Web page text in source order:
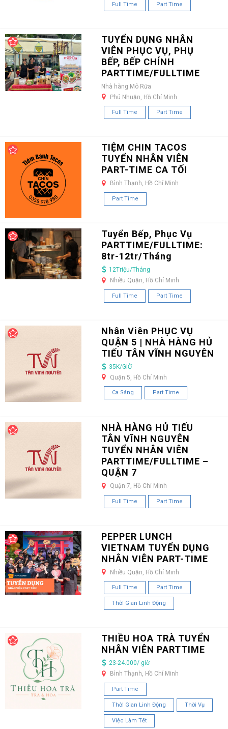
Full Time Part Time
TUYỂN DỤNG NHÂN
VIÊN PHỤC VỤ, PHỤ
BẾP, BẾP CHÍNH
PARTTIME/FULLTIME
Nhà hàng Mô Rứa
Phú Nhuận, Hồ Chí Minh
Full Time Part Time
TIỆM CHIN TACOS
TUYỂN NHÂN VIÊN
PART-TIME CA TỐI
Bình Thạnh, Hồ Chí Minh
Part Time
Tuyển Bếp, Phục Vụ
PARTTIME/FULLTIME:
8tr-12tr/Tháng
12Triệu/Tháng
Nhiều Quận, Hồ Chí Minh
Full Time Part Time
Nhân Viên PHỤC VỤ
QUẬN 5 | NHÀ HÀNG HỦ
TIẾU TÂN VĨNH NGUYÊN
35K/GIỜ
Quận 5, Hồ Chí Minh
Ca Sáng Part Time
NHÀ HÀNG HỦ TIẾU
TÂN VĨNH NGUYÊN
TUYỂN NHÂN VIÊN
PARTTIME/FULLTIME –
QUẬN 7
Quận 7, Hồ Chí Minh
Full Time Part Time
PEPPER LUNCH
VIETNAM TUYỂN DỤNG
NHÂN VIÊN PART-TIME
Nhiều Quận, Hồ Chí Minh
Full Time Part Time
Thời Gian Linh Động
THIỀU HOA TRÀ TUYỂN
NHÂN VIÊN PARTTIME
23-24.000/ giờ
Bình Thạnh, Hồ Chí Minh
Part Time
Thời Gian Linh Động Thời Vụ
Việc Làm Tết